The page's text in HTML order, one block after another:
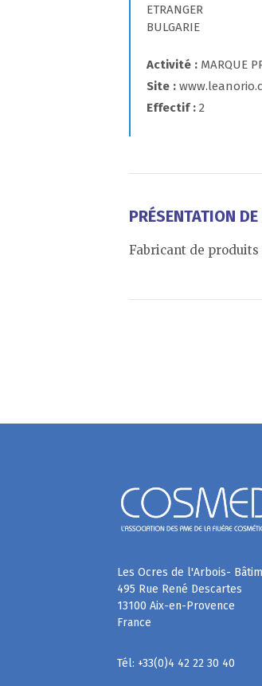
ETRANGER
BULGARIE
Activité
MARQUE
Site
Effectif
2
PRÉSENTATION
Fabricant de produits
Les Ocres de l'Arbois-
495 Rue René Descartes
13100 Aix-en-Provence
France
Tél: +33(0)4 42 22 30 40